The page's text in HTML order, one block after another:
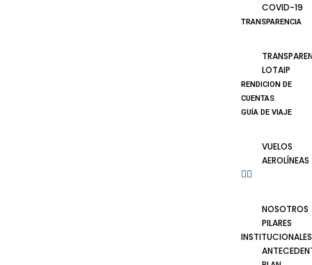
COVID-19
TRANSPARENCIA
LOTAIP
RENDICION DE
CUENTAS
GUÍA DE VIAJE
VUELOS
AEROLÍNEAS
NOSOTROS
PILARES
INSTITUCIONALES